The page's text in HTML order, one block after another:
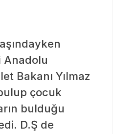
Anadolu
Bakanı Yılmaz
çocuk
bulduğu
D.Ş de